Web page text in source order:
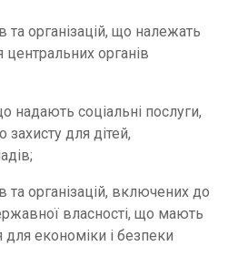
та організацій, що належать
органів
надають соціальні послуги,
захисту для дітей,
та організацій, включених до
власності, що мають
для економіки і безпеки